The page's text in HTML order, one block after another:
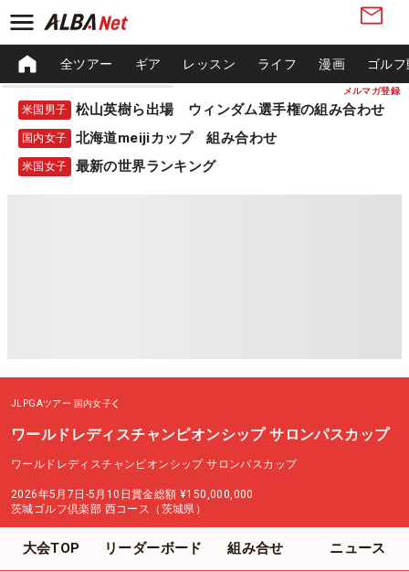
メルマガ登録
全ツアー ギア レッスン ライフ 漫画 ゴル
米国男子 松山英樹ら出場 ウィンダム選手権の組み合わせ
国内女子 北海道meijiカップ 組み合わせ
米国女子 最新の世界ランキング
JLPGAツアー 国内女子
ワールドレディスチャンピオンシップ サロンパスカップ
ワールドレディスチャンピオンシップ サロンパスカップ
2026年5月7日-5月10日賞金総額 ¥150,000,000
茨城ゴルフ倶楽部 西コース（茨城県）
大会TOP リーダーボード 組み合せ ニュース